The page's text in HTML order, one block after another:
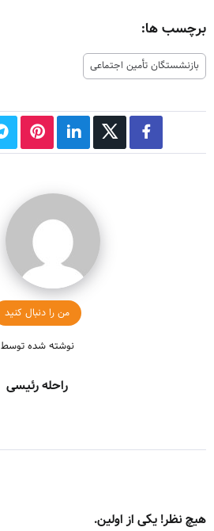
برچسب ها:
بازنشستگان تأمین اجتماعی
من را دنبال کنید
نوشته شده توسط
راحله رئیسی
هیچ نظر! یکی از اولین.